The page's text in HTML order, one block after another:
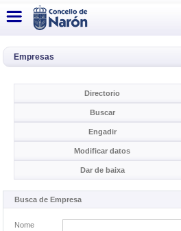
Empresas
Directorio
Buscar
Engadir
Modificar datos
Dar de baixa
Busca de Empresa
Nome